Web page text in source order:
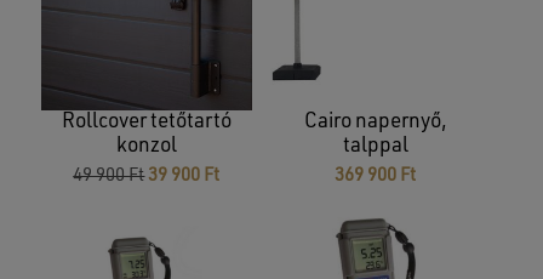
Rollcover tetőtartó
konzol
49 900Ft Original
49
900 Ft.
39 900 FtCurrent
Cairo napernyő,
talppal
369 900 Ft